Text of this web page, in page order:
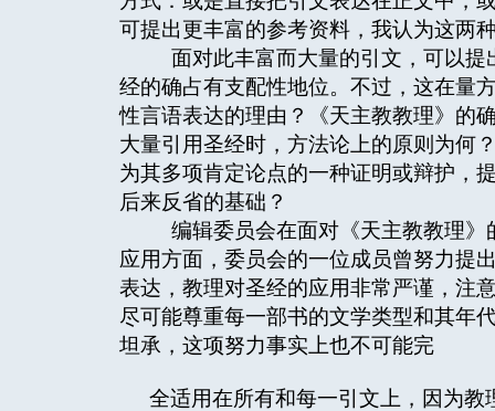
可提出更丰富的参考资料，我认为这两
面对此丰富而大量的引文，可以提
经的确占有支配性地位。不过，这在量
性言语表达的理由？《天主教教理》的
大量引用圣经时，方法论上的原则为何
为其多项肯定论点的一种证明或辩护，
后来反省的基础？
编辑委员会在面对《天主教教理》
应用方面，委员会的一位成员曾努力提
表达，教理对圣经的应用非常严谨，注
尽可能尊重每一部书的文学类型和其年
坦承，这项努力事实上也不可能完
全适用在所有和每一引文上，因为